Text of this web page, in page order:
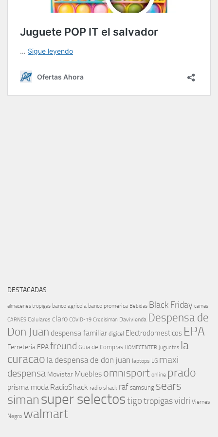
DESTACADAS
almacenes tropigas banco agricola banco promerica Bebidas Black Friday camas
CARNES Celulares claro COVID-19 Credisiman Davivienda Despensa de
Don Juan despensa familiar digicel Electrodomesticos EPA
Ferreteria EPAfreund Guia de Compras HOMECENTER Juguetes la
curacao la despensa de don juan laptops LG maxi
despensa Movistar Muebles omnisport online prado
prisma moda RadioShack radio shack raf samsung sears
simansuper selectostigotropigasvidri Viernes
Negro walmart